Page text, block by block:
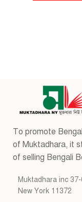
To promote
of Muktadhara, it
of selling Bengali
Muktadhara inc
New York 11372